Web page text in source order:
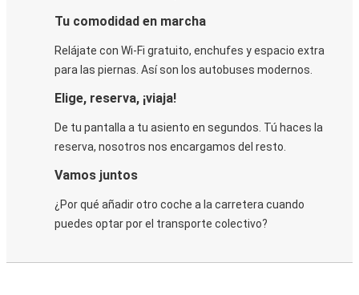
Tu comodidad en marcha
Relájate con Wi-Fi gratuito, enchufes y espacio extra
para las piernas. Así son los autobuses modernos.
Elige, reserva, ¡viaja!
De tu pantalla a tu asiento en segundos. Tú haces la
reserva, nosotros nos encargamos del resto.
Vamos juntos
¿Por qué añadir otro coche a la carretera cuando
puedes optar por el transporte colectivo?